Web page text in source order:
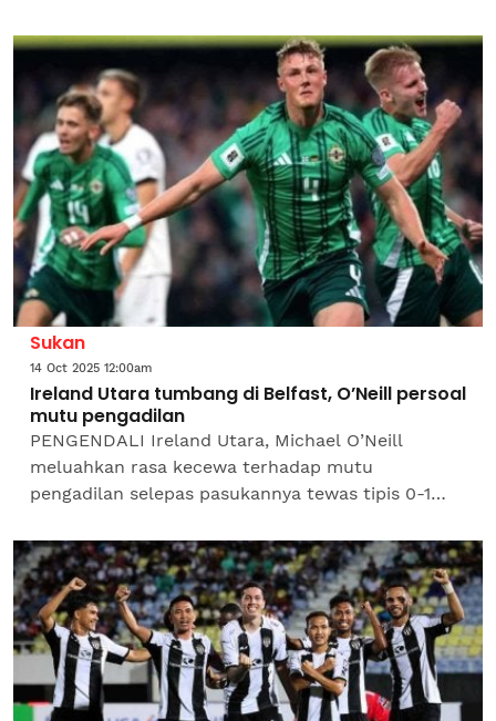
Olympiacos 6-1 dalam aksi Liga...
Sukan
14 Oct 2025 12:00am
Ireland Utara tumbang di Belfast, O’Neill persoal
mutu pengadilan
PENGENDALI Ireland Utara, Michael O’Neill
meluahkan rasa kecewa terhadap mutu
pengadilan selepas pasukannya tewas tipis 0-1
Piala Dunia 2026 Zon Eropah...